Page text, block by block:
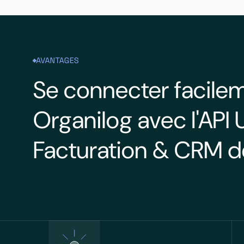
AVANTAGES
Se connecter
Organilog avec l'API
Facturation & CRM